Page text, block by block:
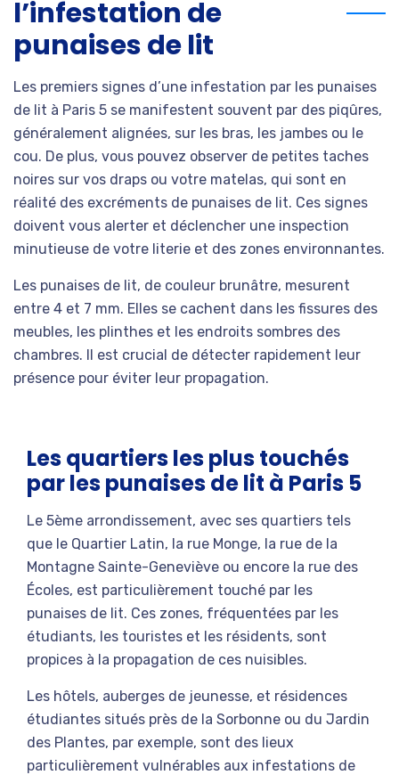
l’infestation de
punaises de lit
Les premiers signes d’une infestation par les punaises
de lit à Paris 5 se manifestent souvent par des piqûres,
généralement alignées, sur les bras, les jambes ou le
cou. De plus, vous pouvez observer de petites taches
noires sur vos draps ou votre matelas, qui sont en
réalité des excréments de punaises de lit. Ces signes
doivent vous alerter et déclencher une inspection
minutieuse de votre literie et des zones environnantes.
Les punaises de lit, de couleur brunâtre, mesurent
entre 4 et 7 mm. Elles se cachent dans les fissures des
meubles, les plinthes et les endroits sombres des
chambres. Il est crucial de détecter rapidement leur
présence pour éviter leur propagation.
Les quartiers les plus touchés
par les punaises de lit à Paris 5
Le 5ème arrondissement, avec ses quartiers tels
que le Quartier Latin, la rue Monge, la rue de la
Montagne Sainte-Geneviève ou encore la rue des
Écoles, est particulièrement touché par les
punaises de lit. Ces zones, fréquentées par les
étudiants, les touristes et les résidents, sont
propices à la propagation de ces nuisibles.
Les hôtels, auberges de jeunesse, et résidences
étudiantes situés près de la Sorbonne ou du Jardin
des Plantes, par exemple, sont des lieux
particulièrement vulnérables aux infestations de